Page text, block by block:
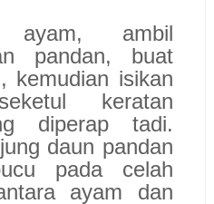
ayam, ambil
pandan, buat
kemudian isikan
keratan
diperap tadi.
daun pandan
pada celah
ayam dan